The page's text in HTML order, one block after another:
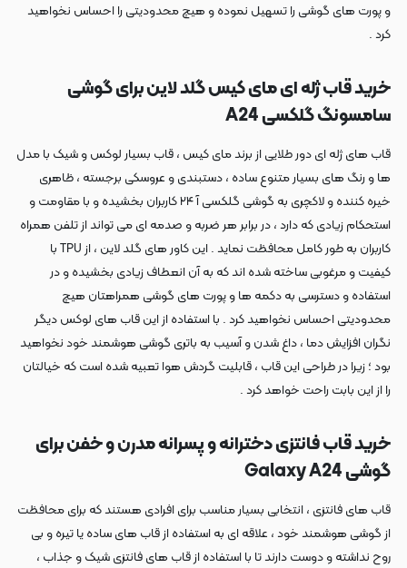
و پورت های گوشی را تسهیل نموده و هیچ محدودیتی را احساس نخواهید
کرد .
خرید قاب ژله ای مای کیس گلد لاین برای گوشی
سامسونگ گلکسی A24
قاب های ژله ای دور طلایی از برند مای کیس ، قاب بسیار لوکس و شیک با مدل
ها و رنگ های بسیار متنوع ساده ، دستبندی و عروسکی برجسته ، ظاهری
خیره کننده و لاکچری به گوشی گلکسی آ ۲۴ کاربران بخشیده و با مقاومت و
استحکام زیادی که دارد ، در برابر هر ضربه و صدمه ای می تواند از تلفن همراه
کاربران به طور کامل محافظت نماید . این کاور های گلد لاین ، از TPU با
کیفیت و مرغوبی ساخته شده اند که به آن انعطاف زیادی بخشیده و در
استفاده و دسترسی به دکمه ها و پورت های گوشی همراهتان هیچ
محدودیتی احساس نخواهید کرد . با استفاده از این قاب های لوکس دیگر
نگران افزایش دما ، داغ شدن و آسیب به باتری گوشی هوشمند خود نخواهید
بود ؛ زیرا در طراحی این قاب ، قابلیت گردش هوا تعبیه شده است که خیالتان
را از این بابت راحت خواهد کرد .
خرید قاب فانتزی دخترانه و پسرانه مدرن و خفن برای
گوشی Galaxy A24
قاب های فانتزی ، انتخابی بسیار مناسب برای افرادی هستند که برای محافظت
از گوشی هوشمند خود ، علاقه ای به استفاده از قاب های ساده یا تیره و بی
روح نداشته و دوست دارند تا با استفاده از قاب های فانتزی شیک و جذاب ،